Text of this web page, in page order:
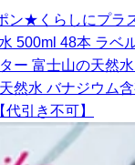
ン★くらしにプラ
500ml 48本 ラベ
ー 富士山の天然
然水 バナジウム
引き不可】